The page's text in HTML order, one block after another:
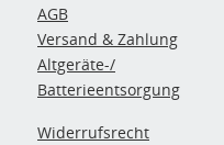
AGB
Versand & Zahlung
Altgeräte-/
Batterieentsorgung
Widerrufsrecht